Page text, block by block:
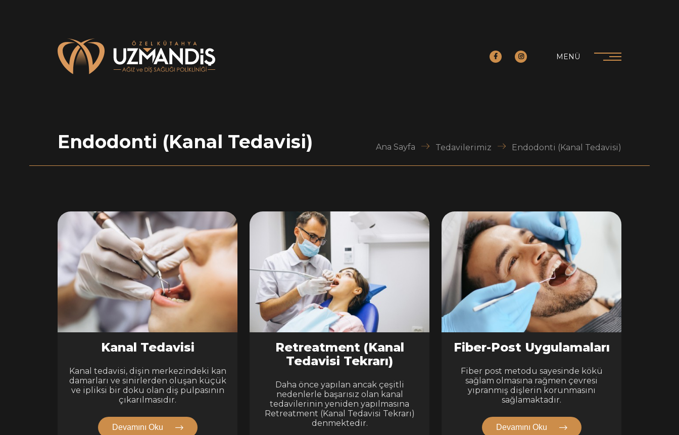
MENÜ
Endodonti (Kanal Tedavisi) Ana Sayfa Tedavilerimiz Endodonti (Kanal Tedavisi)
Kanal Tedavisi
Kanal tedavisi, dişin merkezindeki kan
damarları ve sinirlerden oluşan küçük
ve ipliksi bir doku olan diş pulpasının
çıkarılmasıdır.
Devamını Oku
Retreatment (Kanal
Tedavisi Tekrarı)
Daha önce yapılan ancak çeşitli
nedenlerle başarısız olan kanal
tedavilerinin yeniden yapılmasına
Retreatment (Kanal Tedavisi Tekrarı)
denmektedir.
Fiber-Post Uygulamaları
Fiber post metodu sayesinde kökü
sağlam olmasına rağmen çevresi
yıpranmış dişlerin korunmasını
sağlamaktadır.
Devamını Oku